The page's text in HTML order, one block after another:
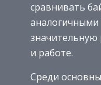
сравнивать
и работе.
Среди